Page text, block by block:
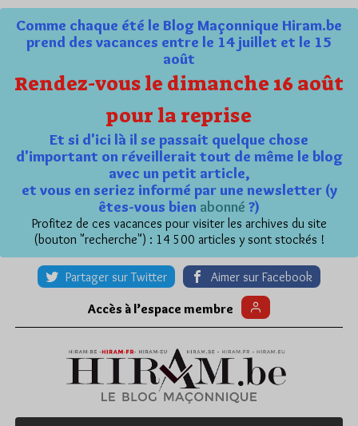
Comme chaque été le Blog Maçonnique Hiram.be
prend des vacances entre le 14 juillet et le 15
août
Rendez-vous le dimanche 16 août
pour la reprise
Et si d'ici là il se passait quelque chose
d'important on réveillerait tout de même le blog
avec un petit article,
et vous en seriez informé par une newsletter (y
êtes-vous bien abonné ?)
Profitez de ces vacances pour visiter les archives du site
(bouton "recherche") : 14 500 articles y sont stockés !
Partager sur Twitter Aimer sur Facebook
Accès à l’espace membre